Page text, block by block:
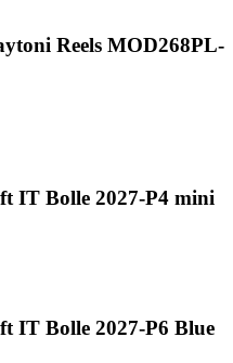
Reels MOD268PL-
IT Bolle 2027-P4 mini
IT Bolle 2027-P6 Blue